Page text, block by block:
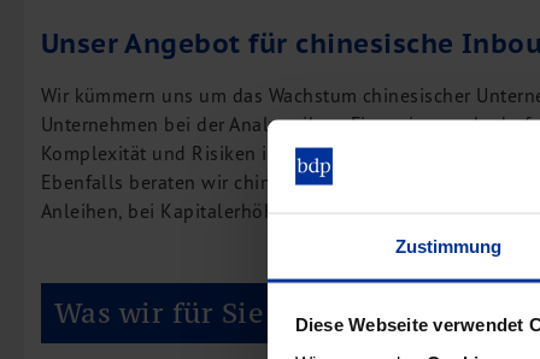
Zustimmung
Diese Webseite verwendet
Unser Angebot für chinesische
Wir kümmern uns um das Wachstum chinesischer
Unternehmen bei der Analyse ihres
Komplexität und Risiken ihres Finanzierungsprozesses
Ebenfalls beraten wir chinesische Unternehmen bei der
Anleihen, bei Kapitalerhöhungen, bei der Aufnahme von
Was wir für Sie tun!